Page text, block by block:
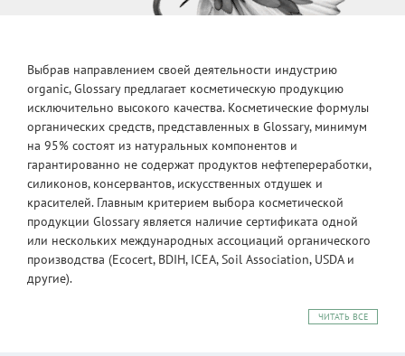
Выбрав направлением своей деятельности индустрию
organic, Glossary предлагает косметическую продукцию
исключительно высокого качества. Косметические формулы
органических средств, представленных в Glossary, минимум
на 95% состоят из натуральных компонентов и
гарантированно не содержат продуктов нефтепереработки,
силиконов, консервантов, искусственных отдушек и
красителей. Главным критерием выбора косметической
продукции Glossary является наличие сертификата одной
или нескольких международных ассоциаций органического
производства (Ecocert, BDIH, ICEA, Soil Association, USDA и
другие).
ЧИТАТЬ ВСЕ